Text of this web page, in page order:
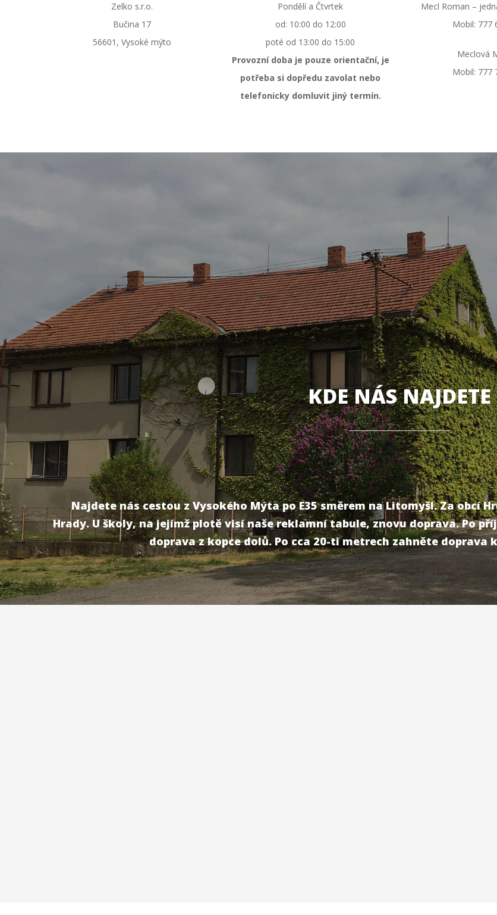
Zelko s.r.o.
Bučina 17
56601, Vysoké mýto
Pondělí a Čtvrtek
od: 10:00 do 12:00
poté od 13:00 do 15:00
Provozní doba je pouze orientační, je
potřeba si dopředu zavolat nebo
telefonicky domluvit jiný termín.
Mecl Roman –
Mobil: 777
Meclová
Mobil: 777
KDE NÁS NAJDETE
Najdete nás cestou z Vysokého Mýta po E35 směrem na Litomyšl. Za obcí
Hrady. U školy, na jejímž plotě visí naše reklamní tabule, znovu doprava. Po
doprava z kopce dolů. Po cca 20-ti metrech zahněte doprava